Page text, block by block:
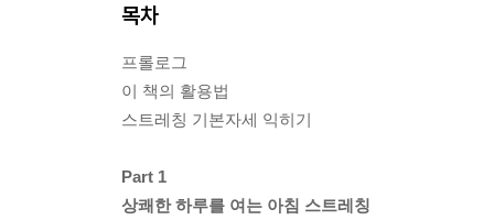
목차
프롤로그
이 책의 활용법
스트레칭 기본자세 익히기
Part 1
상쾌한 하루를 여는 아침 스트레칭